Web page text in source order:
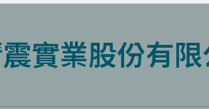
實業股份有